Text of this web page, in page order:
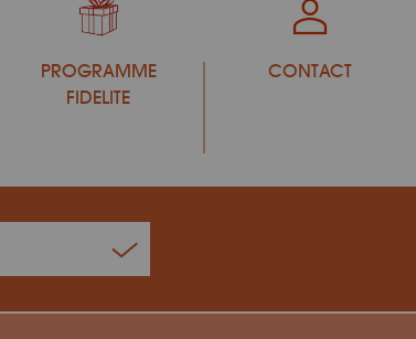
PROGRAMME
FIDELITE
CONTACT